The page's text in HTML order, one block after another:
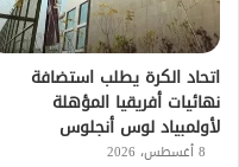
اتحاد الكرة يطلب استضافة
نهائيات أفريقيا المؤهلة
لأولمبياد لوس أنجلوس
8 أغسطس، 2026